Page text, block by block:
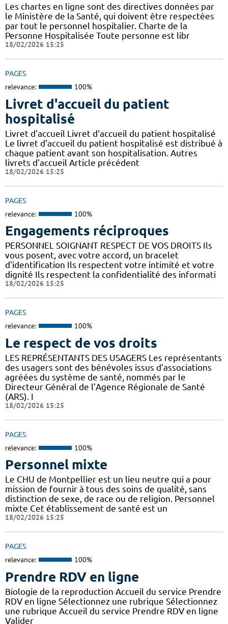
Les chartes en ligne sont des directives données par
le Ministère de la Santé, qui doivent être respectées
par tout le personnel hospitalier. Charte de la
Personne Hospitalisée Toute personne est libr
18/02/2026 15:25
PAGES
relevance: 100%
Livret d'accueil du patient
hospitalisé
Livret d'accueil Livret d'accueil du patient hospitalisé
Le livret d'accueil du patient hospitalisé est distribué à
chaque patient avant son hospitalisation. Autres
livrets d'accueil Article précédent
18/02/2026 15:25
PAGES
relevance: 100%
Engagements réciproques
PERSONNEL SOIGNANT RESPECT DE VOS DROITS Ils
vous posent, avec votre accord, un bracelet
d'identification Ils respectent votre intimité et votre
dignité Ils respectent la confidentialité des informati
18/02/2026 15:25
PAGES
relevance: 100%
Le respect de vos droits
LES REPRÉSENTANTS DES USAGERS Les représentants
des usagers sont des bénévoles issus d’associations
agréées du système de santé, nommés par le
Directeur Général de l’Agence Régionale de Santé
(ARS). I
18/02/2026 15:25
PAGES
relevance: 100%
Personnel mixte
Le CHU de Montpellier est un lieu neutre qui a pour
mission de fournir à tous des soins de qualité, sans
distinction de sexe, de race ou de religion. Personnel
mixte Cet établissement de santé est un
18/02/2026 15:25
PAGES
relevance: 100%
Prendre RDV en ligne
Biologie de la reproduction Accueil du service Prendre
RDV en ligne Sélectionnez une rubrique Sélectionnez
une rubrique Accueil du service Prendre RDV en ligne
Valider